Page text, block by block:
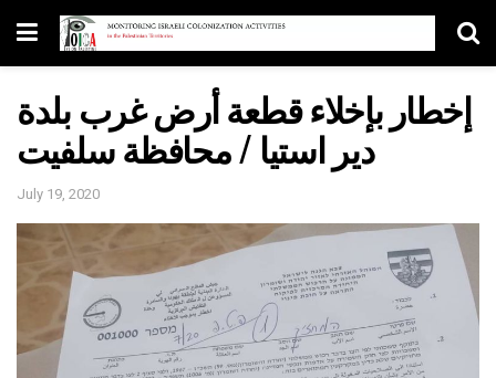
إخطار بإخلاء قطعة أرض غرب بلدة
دير استيا / محافظة سلفيت
July 19, 2020